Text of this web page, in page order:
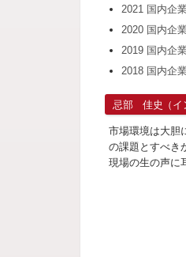
2021 国内企
2020 国内企
2019 国内企
2018 国内企
忌部 佳史（イ
市場環境は大胆
の課題とすべき
現場の生の声に